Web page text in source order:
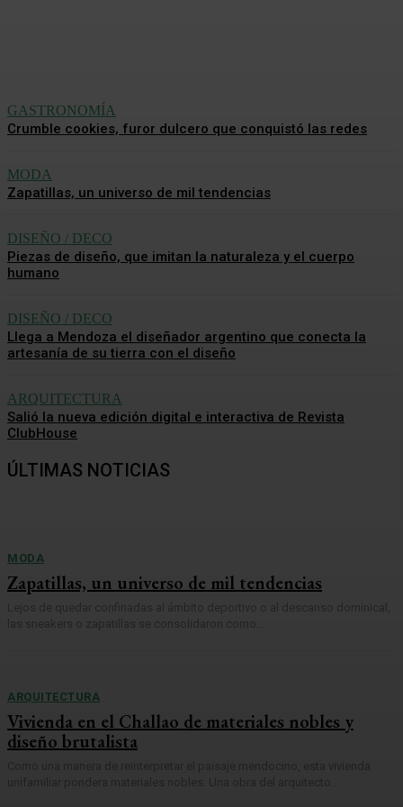
GASTRONOMÍA
Crumble cookies, furor dulcero que conquistó las redes
MODA
Zapatillas, un universo de mil tendencias
DISEÑO / DECO
Piezas de diseño, que imitan la naturaleza y el cuerpo
humano
DISEÑO / DECO
Llega a Mendoza el diseñador argentino que conecta la
artesanía de su tierra con el diseño
ARQUITECTURA
Salió la nueva edición digital e interactiva de Revista
ClubHouse
ÚLTIMAS NOTICIAS
MODA
Zapatillas, un universo de mil tendencias
ARQUITECTURA
Vivienda en el Challao de materiales nobles y
diseño brutalista